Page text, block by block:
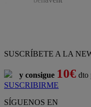
SUSCRÍBETE A LA
y consigue 10€ dto
SUSCRIBIRME
SÍGUENOS EN